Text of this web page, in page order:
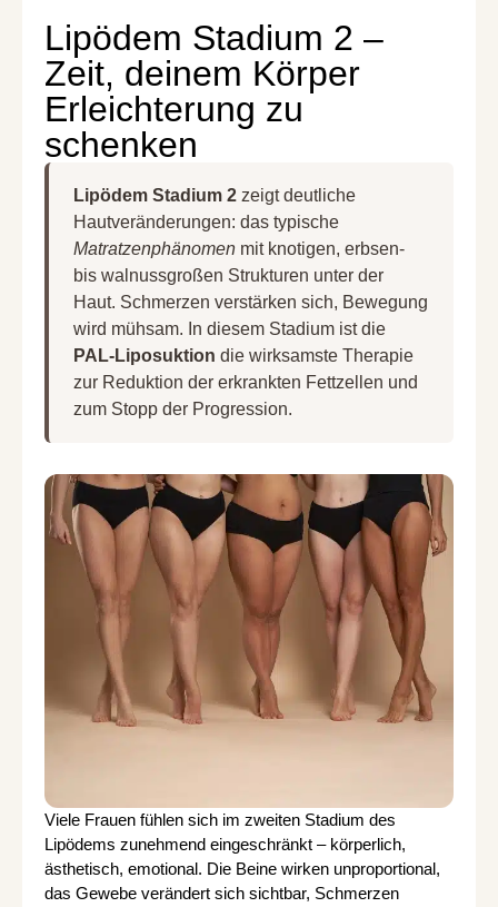
Lipödem Stadium 2 –
Zeit, deinem Körper
Erleichterung zu
schenken
Lipödem Stadium 2 zeigt deutliche
Hautveränderungen: das typische
Matratzenphänomen mit knotigen, erbsen-
bis walnussgroßen Strukturen unter der
Haut. Schmerzen verstärken sich, Bewegung
wird mühsam. In diesem Stadium ist die
PAL-Liposuktion die wirksamste Therapie
zur Reduktion der erkrankten Fettzellen und
zum Stopp der Progression.
Viele Frauen fühlen sich im zweiten Stadium des
Lipödems zunehmend eingeschränkt – körperlich,
ästhetisch, emotional. Die Beine wirken unproportional,
das Gewebe verändert sich sichtbar, Schmerzen